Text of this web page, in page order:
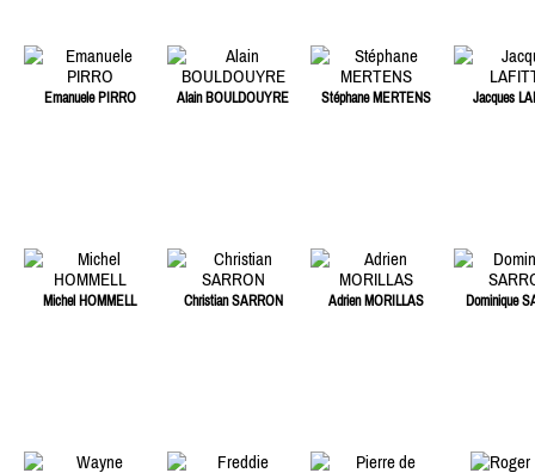
Emanuele PIRRO Alain BOULDOUYRE Stéphane MERTENS Jacques
Michel HOMMELL Christian SARRON Adrien MORILLAS Dominique